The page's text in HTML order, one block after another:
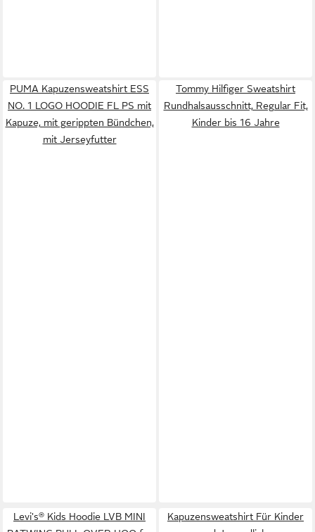
PUMA Kapuzensweatshirt ESS
NO. 1 LOGO HOODIE FL PS mit
Kapuze, mit gerippten Bündchen,
mit Jerseyfutter
Tommy Hilfiger Sweatshirt
Rundhalsausschnitt, Regular Fit,
Kinder bis 16 Jahre
Levi's® Kids Hoodie LVB MINI
Kapuzensweatshirt Für Kinder